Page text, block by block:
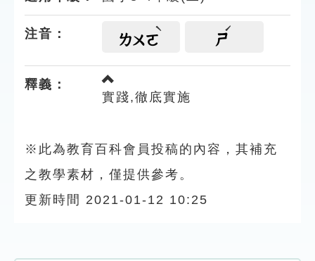
生命大百科索引
教學應用
注音： ㄌㄨㄛ ㄕ
釋義：
實踐,徹底實施
※此為教育百科會員投稿的內容，其補充
之教學素材，僅提供參考。
更新時間 2021-01-12 10:25